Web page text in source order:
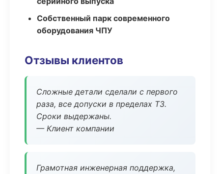
Собственный парк современного
оборудования ЧПУ
Отзывы клиентов
Сложные детали сделали с первого
раза, все допуски в пределах ТЗ.
Сроки выдержаны.
— Клиент компании
Грамотная инженерная поддержка,